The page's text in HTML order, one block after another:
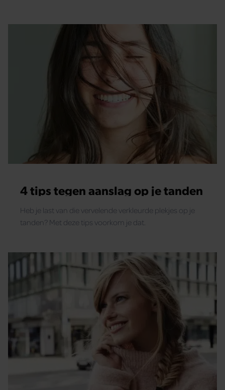
4 tips tegen aanslag op je tanden
Heb je last van die vervelende verkleurde plekjes op je
tanden? Met deze tips voorkom je dat.